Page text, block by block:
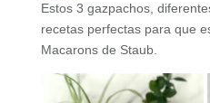
Estos 3 gazpachos,
recetas perfectas para que
Macarons de Staub.